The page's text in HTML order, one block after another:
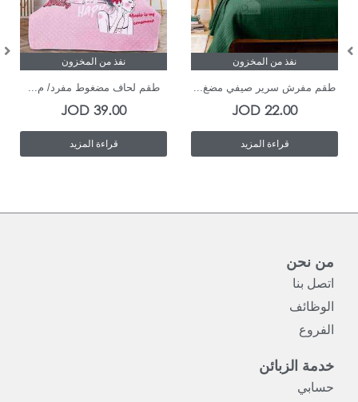
نفذ من المخزون
طقم مفرش سرير صيفي مضغ...
22.00
JOD
قراءة المزيد
نفذ من المخزون
طقم لحاف مضغوط مفرد/ م...
39.00
JOD
قراءة المزيد
من نحن
اتصل بنا
الوظائف
الفروع
خدمة الزبائن
حسابي